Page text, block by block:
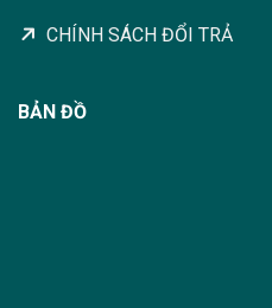
CHÍNH SÁCH ĐỔI TRẢ
BẢN ĐỒ